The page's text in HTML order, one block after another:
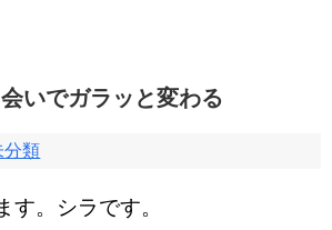
いでガラッと変わる
分類
す。シラです。